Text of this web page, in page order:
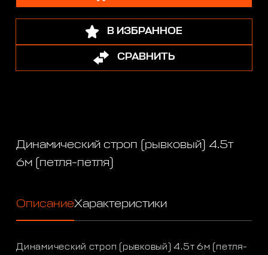
В ИЗБРАННОЕ
СРАВНИТЬ
Динамический строп (рывковый) 4.5т
6м (петля-петля)
ОписаниеХарактеристики
Динамический строп (рывковый) 4.5т 6м (петля-